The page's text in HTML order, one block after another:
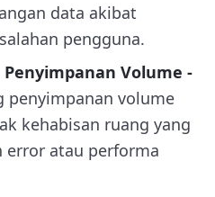
data akibat
pengguna.
Volume -
penyimpanan volume
kehabisan ruang yang
error atau performa